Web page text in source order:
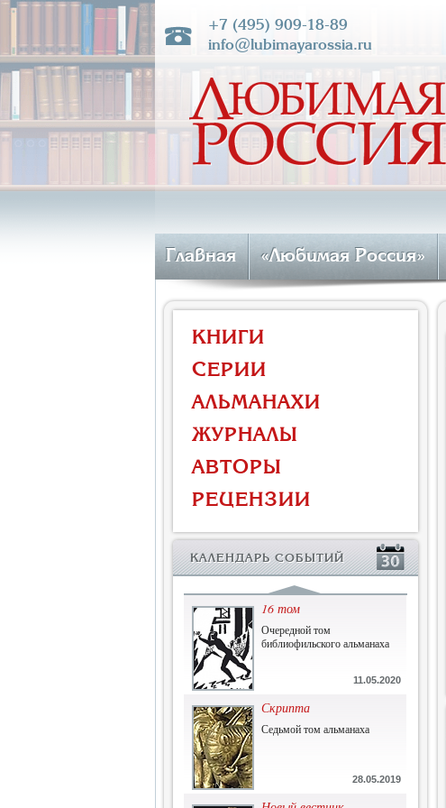
+7 (495) 909-18-89
info@lubimayarossia.ru
Главная «Любимая Россия»
КНИГИ
СЕРИИ
АЛЬМАНАХИ
ЖУРНАЛЫ
АВТОРЫ
РЕЦЕНЗИИ
КАЛЕНДАРЬ СОБЫТИЙ
Власть и церковь
Противостояние во время
массового голода
История и историческая
исторической мысли
16 том
Очередной том
библиофильского альманаха
11.05.2020
Скрипта
Седьмой том альманаха
28.05.2019